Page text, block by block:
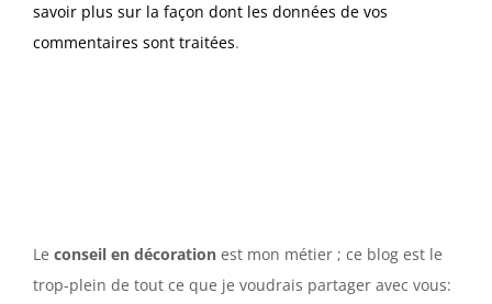
savoir plus sur la façon dont les données de vos
commentaires sont traitées.
Le conseil en décoration est mon métier ; ce blog est le
trop-plein de tout ce que je voudrais partager avec vous: